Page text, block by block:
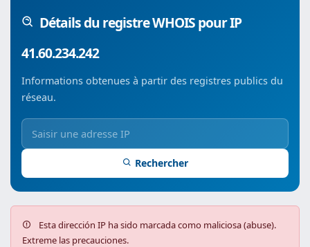
Détails du registre WHOIS pour IP
41.60.234.242
Informations obtenues à partir des registres publics du
réseau.
Rechercher
Esta dirección IP ha sido marcada como maliciosa (abuse).
Extreme las precauciones.